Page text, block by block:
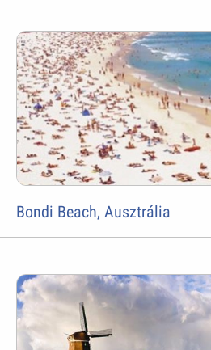
Bondi Beach, Ausztrália